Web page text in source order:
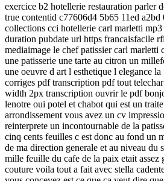
exercice b2 hotellerie restauration parler
true contentid c77606d4 5b65 11ed
collections cci hotellerie carl marletti
duration pubdate url https francaisfacile
mediaimage le chef patissier carl marletti
une patisserie une tarte au citron un
une oeuvre d art l esthetique l elegance
corriges pdf transcription pdf tout
width 2px transcription ouvrir le pdf
lenotre oui potel et chabot qui est un
arrondissement vous avez un cv
reinterprete un incontournable de la
cinq cents feuilles c est donc au fond un
de ma direction generale et au niveau du
mille feuille du cafe de la paix etait assez
couture voila tout a fait avec stella